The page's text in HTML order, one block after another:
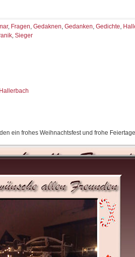
, Fragen, Gedaknen, Gedanken, Gedichte,
, Sieger
ein frohes Weihnachtsfest und frohe